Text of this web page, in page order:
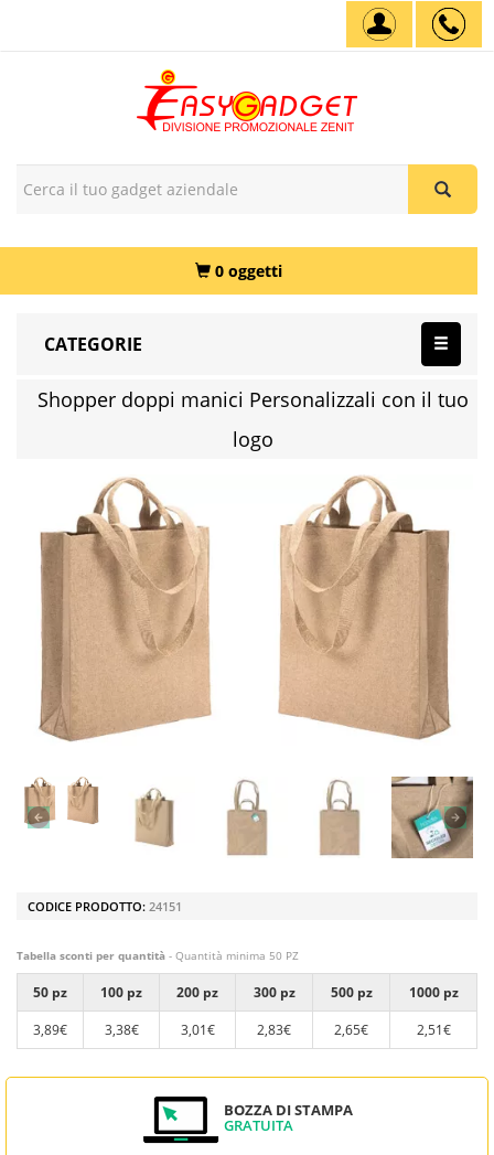
0 oggetti
CATEGORIE
Shopper doppi manici Personalizzali con il tuo
logo
CODICE PRODOTTO: 24151
Tabella sconti per quantità - Quantità minima 50 PZ
50 pz 100 pz 200 pz 300 pz 500 pz
1000 pz
3,89€
3,38€ 3,01€ 2,83€ 2,65€ 2,51€
BOZZA DI STAMPA
GRATUITA